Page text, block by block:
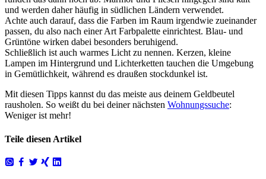
und werden daher häufig in südlichen Ländern verwendet.
Achte auch darauf, dass die Farben im Raum irgendwie zueinander
passen, du also nach einer Art Farbpalette einrichtest. Blau- und
Grüntöne wirken dabei besonders beruhigend.
Schließlich ist auch warmes Licht zu nennen. Kerzen, kleine
Lampen im Hintergrund und Lichterketten tauchen die Umgebung
in Gemütlichkeit, während es draußen stockdunkel ist.
Mit diesen Tipps kannst du das meiste aus deinem Geldbeutel
rausholen. So weißt du bei deiner nächsten Wohnungssuche:
Weniger ist mehr!
Teile diesen Artikel